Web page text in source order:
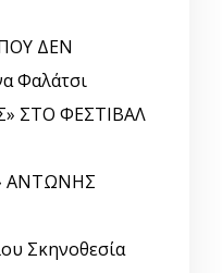
ΔΕΝ
Φαλάτσι
ΣΤΟ ΦΕΣΤΙΒΑΛ
ΑΝΤΩΝΗΣ
Σκηνοθεσία